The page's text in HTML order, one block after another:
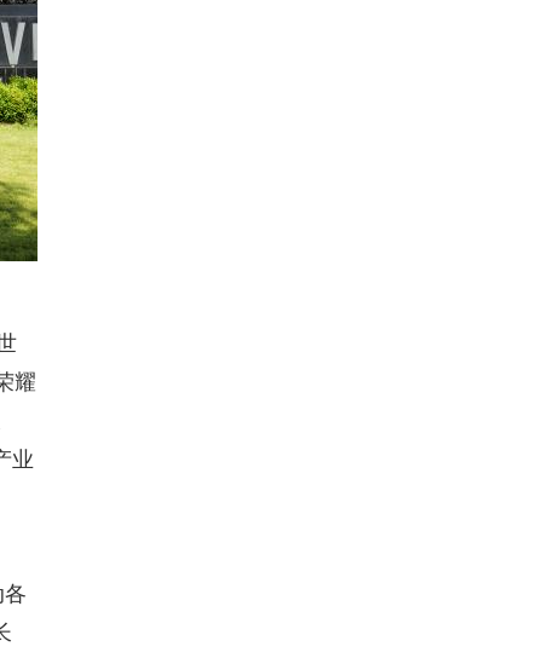
耀
业